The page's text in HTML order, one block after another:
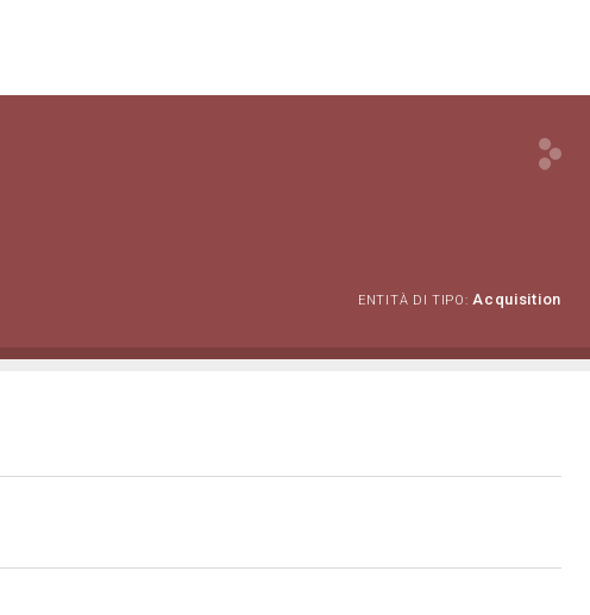
ENTITÀ DI TIPO: Acquisition